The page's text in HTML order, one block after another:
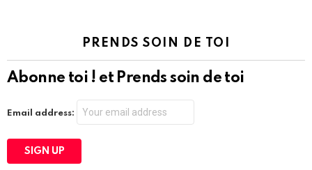
PRENDS SOIN DE TOI
Abonne toi ! et Prends soin de toi
Email address: